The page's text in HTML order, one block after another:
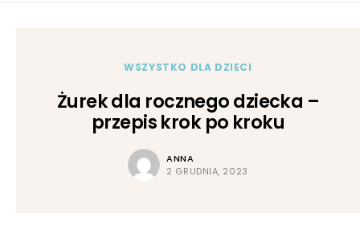
WSZYSTKO DLA DZIECI
Żurek dla rocznego dziecka –
przepis krok po kroku
ANNA
2 GRUDNIA, 2023